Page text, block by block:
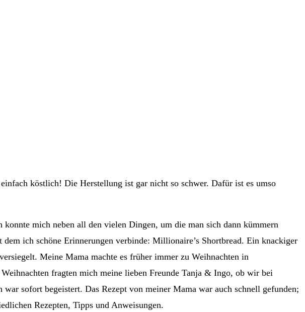
köstlich! Die Herstellung ist gar nicht so schwer. Dafür ist es umso
mich neben all den vielen Dingen, um die man sich dann kümmern
ich schöne Erinnerungen verbinde: Millionaire’s Shortbread. Ein knackiger
Meine Mama machte es früher immer zu Weihnachten in
fragten mich meine lieben Freunde Tanja & Ingo, ob wir bei
sofort begeistert. Das Rezept von meiner Mama war auch schnell gefunden;
Rezepten, Tipps und Anweisungen.